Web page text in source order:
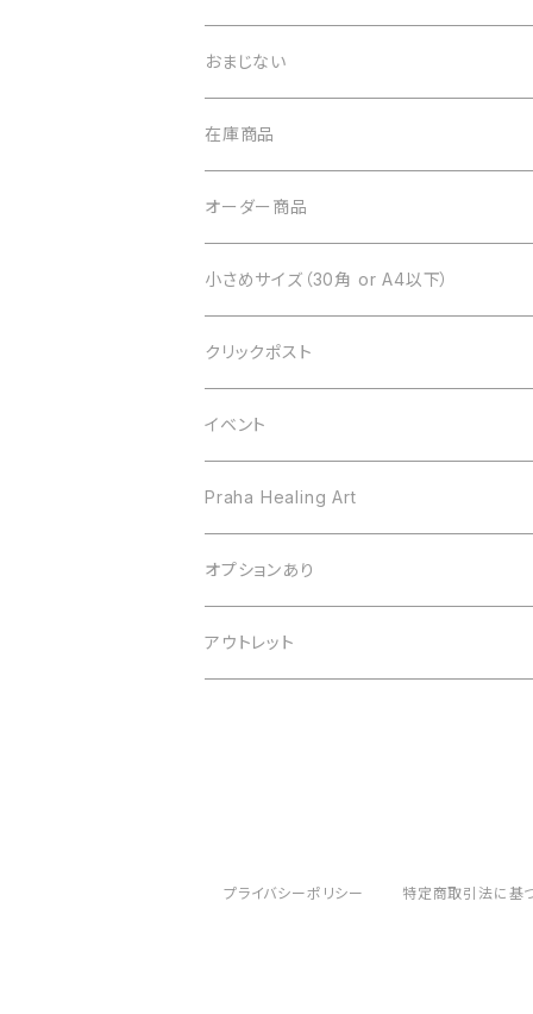
トートバッグ
おまじない
在庫商品
オーダー商品
小さめサイズ（30角 or A4以下）
クリックポスト
イベント
Praha Healing Art
オプションあり
フレーム変更
アウトレット
プライバシーポリシー 特定商取引法に基